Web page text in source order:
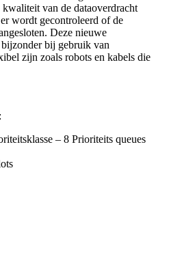
van de dataoverdracht
wordt gecontroleerd of de
Deze nieuwe
bij gebruik van
zijn zoals robots en kabels die
– 8 Prioriteits queues